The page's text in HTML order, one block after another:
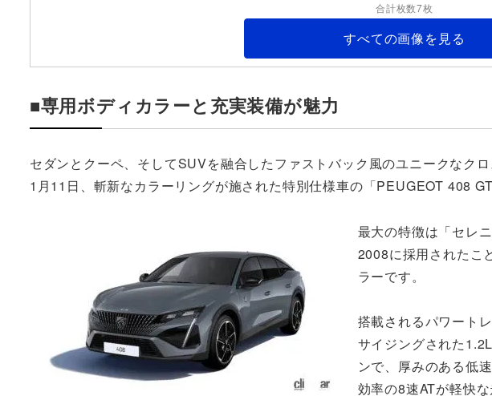
合計枚数7枚
すべての画像を見る
■専用ボディカラーと充実装備が魅力
セダンとクーペ、そしてSUVを融合したファストバック風のユニークなク
1月11日、斬新なカラーリングが施された特別仕様車の「PEUGEOT 408
最大の特徴は「セレ
2008に採用されたこ
ラーです。
搭載されるパワート
サイジングされた
ンで、厚みのある低
効率の8速ATが軽快な